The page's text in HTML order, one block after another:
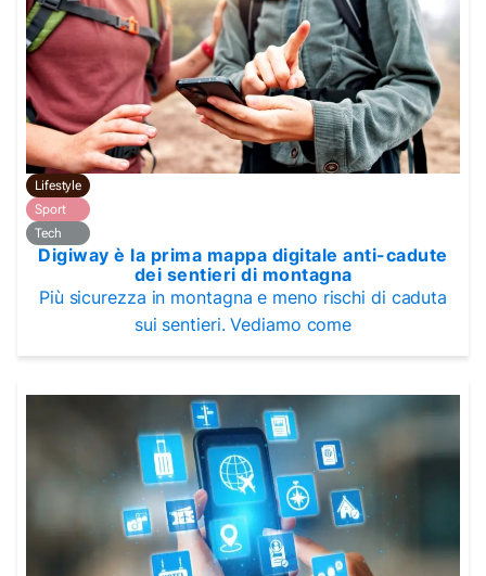
Lifestyle
Sport
Tech
Digiway è la prima mappa digitale anti-cadute
dei sentieri di montagna
Più sicurezza in montagna e meno rischi di caduta
sui sentieri. Vediamo come